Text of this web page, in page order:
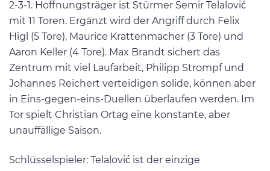
2-3-1. Hoffnungsträger ist Stürmer Semir Telalović
mit 11 Toren. Ergänzt wird der Angriff durch Felix
Higl (5 Tore), Maurice Krattenmacher (3 Tore) und
Aaron Keller (4 Tore). Max Brandt sichert das
Zentrum mit viel Laufarbeit, Philipp Strompf und
Johannes Reichert verteidigen solide, können aber
in Eins-gegen-eins-Duellen überlaufen werden. Im
Tor spielt Christian Ortag eine konstante, aber
unauffällige Saison.
Schlüsselspieler: Telalović ist der einzige